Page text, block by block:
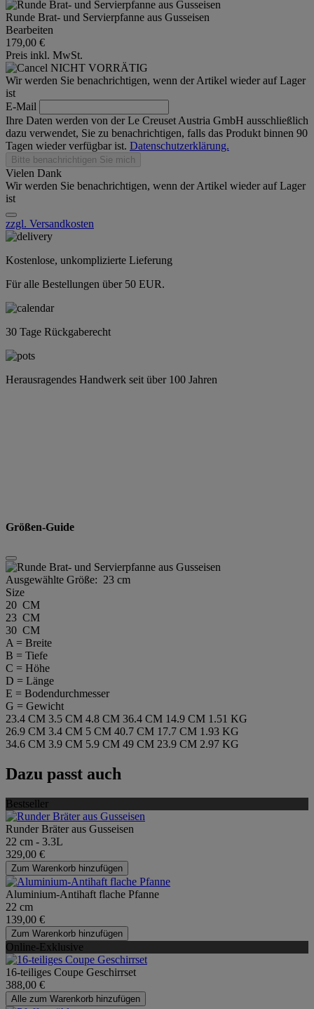
Runde Brat- und Servierpfanne aus Gusseisen
Bearbeiten
179,00 €
Preis inkl. MwSt.
NICHT VORRÄTIG
Wir werden Sie benachrichtigen, wenn der Artikel wieder auf Lager
ist
E-Mail
Ihre Daten werden von der Le Creuset Austria GmbH ausschließlich
dazu verwendet, Sie zu benachrichtigen, falls das Produkt binnen 90
Tagen wieder verfügbar ist. Datenschutzerklärung.
Bitte benachrichtigen Sie mich
Vielen Dank
Wir werden Sie benachrichtigen, wenn der Artikel wieder auf Lager
ist
zzgl. Versandkosten
Kostenlose, unkomplizierte Lieferung
Für alle Bestellungen über 50 EUR.
30 Tage Rückgaberecht
Herausragendes Handwerk seit über 100 Jahren
Größen-Guide
Ausgewählte Größe: 23 cm
Size
20 CM
23 CM
30 CM
A = Breite
B = Tiefe
C = Höhe
D = Länge
E = Bodendurchmesser
G = Gewicht
23.4 CM 3.5 CM 4.8 CM 36.4 CM 14.9 CM 1.51 KG
26.9 CM 3.4 CM 5 CM 40.7 CM 17.7 CM 1.93 KG
34.6 CM 3.9 CM 5.9 CM 49 CM 23.9 CM 2.97 KG
Dazu passt auch
Bestseller
Runder Bräter aus Gusseisen
22 cm - 3.3L
329,00 €
Zum Warenkorb hinzufügen
Aluminium-Antihaft flache Pfanne
22 cm
139,00 €
Zum Warenkorb hinzufügen
Online-Exklusive
16-teiliges Coupe Geschirrset
388,00 €
Alle zum Warenkorb hinzufügen